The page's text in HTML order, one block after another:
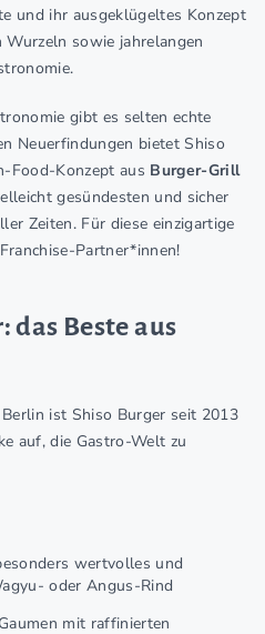
und ihr ausgeklügeltes Konzept
sowie jahrelangen
gibt es selten echte
Neuerfindungen bietet Shiso
Food-Konzept aus Burger-Grill
gesündesten und sicher
Zeiten. Für diese einzigartige
Partner*innen!
das Beste aus
ist Shiso Burger seit 2013
auf, die Gastro-Welt zu
wertvolles und
oder Angus-Rind
mit raffinierten